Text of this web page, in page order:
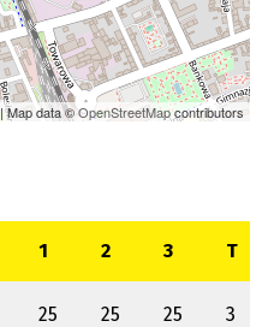
| Map data ©OpenStreetMapcontributors
1 2 3 T
25 25 25 3